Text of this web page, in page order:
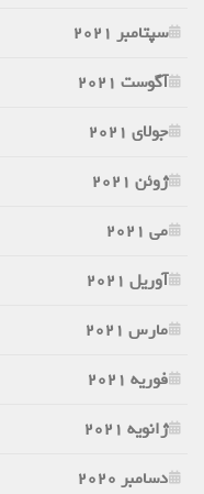
سپتامبر 2021
آگوست 2021
جولای 2021
ژوئن 2021
می 2021
آوریل 2021
مارس 2021
فوریه 2021
ژانویه 2021
دسامبر 2020